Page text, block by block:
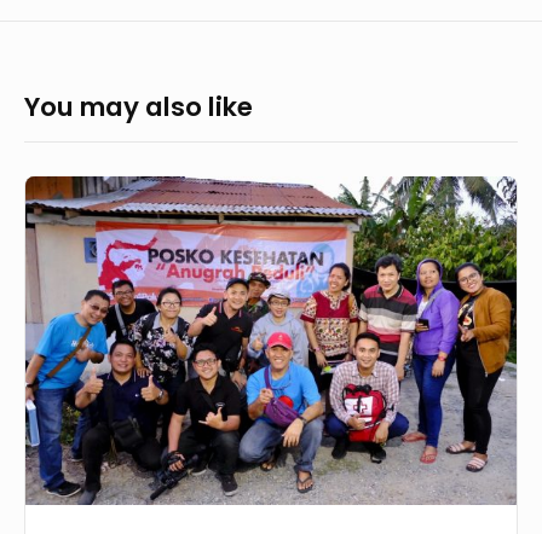
You may also like
Brief
Update
about
Relief
#Solider4Palu
–
Hari
ke
01,